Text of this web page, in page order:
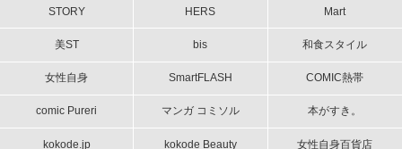
STORY HERS Mart
美ST bis 和食スタイル
女性自身 SmartFLASH COMIC熱帯
comic Pureri マンガ コミソル 本がすき。
kokode.jp kokode Beauty 女性自身百貨店